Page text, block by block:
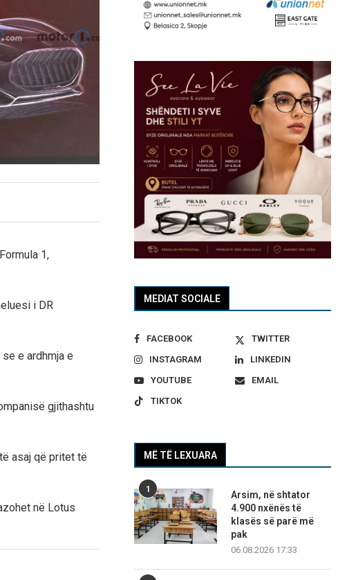
1,
i DR
e ardhmja e
gjithashtu
asaj që pritet të
në Lotus
MEDIAT SOCIALE
FACEBOOK
TWITTER
INSTAGRAM
LINKEDIN
YOUTUBE
EMAIL
TIKTOK
MË TË LEXUARA
1
Arsim, në shtator
4.900 nxënës të
klasës së parë më
pak
06.08.2026 17:33